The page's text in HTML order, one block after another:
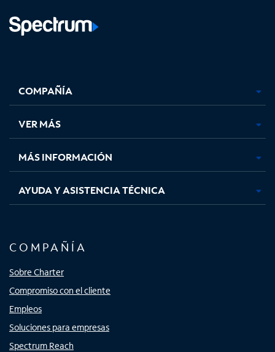
abre
en
pestaña
nueva
abre
en
pestaña
nueva
abre
en
pestaña
nueva
en
nueva
COMPAÑÍA
VER MÁS
MÁS INFORMACIÓN
AYUDA Y ASISTENCIA TÉCNICA
COMPAÑÍA
Sobre Charter
Compromiso con el cliente
Empleos
Soluciones para empresas
Spectrum Reach